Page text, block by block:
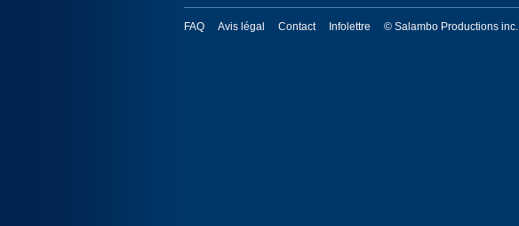
FAQ Avis légal Contact Infolettre © Salambo Productions inc.